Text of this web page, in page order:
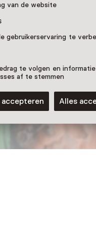
van de website
gebruikerservaring te
te volgen en
af te stemmen
accepteren Alles